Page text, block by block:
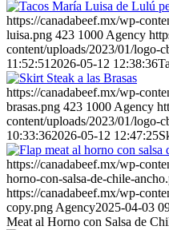
https://canadabeef.mx/wp-
luisa.png 423 1000 Agency
content/uploads/2023/01/logo-
11:52:51 2026-05-12 12:38:36
https://canadabeef.mx/wp-
brasas.png 423 1000 Agency
content/uploads/2023/01/logo-
10:33:362026-05-12 12:47:25
https://canadabeef.mx/wp-
horno-con-salsa-de-chile-
https://canadabeef.mx/wp-
copy.png Agency2025-04-03
Meat al Horno con Salsa de